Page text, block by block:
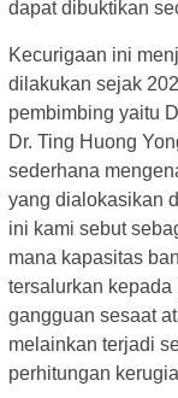
dapat dibuktikan
Kecurigaan ini
dilakukan sejak
pembimbing yaitu
Dr. Ting Huong
sederhana
yang dialokasikan
ini kami sebut
mana kapasitas
tersalurkan
gangguan sesaat
melainkan terjadi
perhitungan